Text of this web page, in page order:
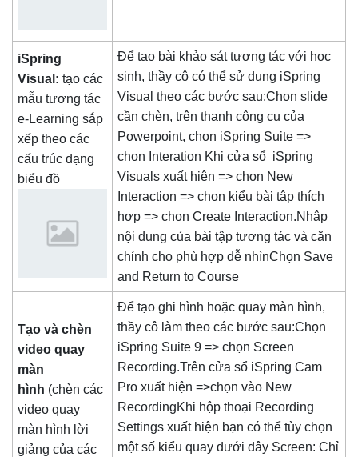
iSpring
Visual:tạo các
mẫu tương tác
e-Learning sắp
xếp theo các
cấu trúc dạng
biểu đồ
Để tạo bài khảo sát tương tác với học
sinh, thầy cô có thể sử dụng iSpring
Visual theo các bước sau:Chọn slide
cần chèn, trên thanh công cụ của
Powerpoint, chọn iSpring Suite =>
chọn Interation Khi cửa sổ iSpring
Visuals xuất hiện => chọn New
Interaction => chọn kiểu bài tập thích
hợp => chọn Create Interaction.Nhập
nội dung của bài tập tương tác và căn
chỉnh cho phù hợp dễ nhìnChọn Save
and Return to Course
Tạo và chèn
video quay
màn
hình (chèn các
video quay
màn hình lời
giảng của các
Để tạo ghi hình hoặc quay màn hình,
thầy cô làm theo các bước sau:Chọn
iSpring Suite 9 => chọn Screen
Recording.Trên cửa sổ iSpring Cam
Pro xuất hiện =>chọn vào New
RecordingKhi hộp thoại Recording
Settings xuất hiện bạn có thể tùy chọn
một số kiểu quay dưới đây Screen: Chỉ